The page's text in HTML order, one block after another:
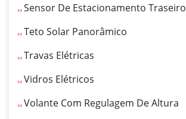
Sensor De Estacionamento Traseiro
Teto Solar Panorâmico
Travas Elétricas
Vidros Elétricos
Volante Com Regulagem De Altura